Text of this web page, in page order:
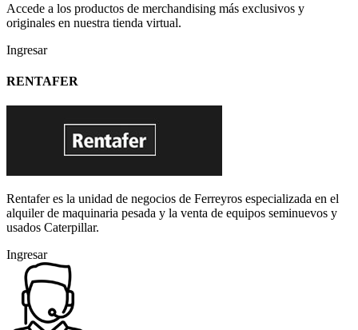
Accede a los productos de merchandising más exclusivos y
originales en nuestra tienda virtual.
Ingresar
RENTAFER
Rentafer es la unidad de negocios de Ferreyros especializada en el
alquiler de maquinaria pesada y la venta de equipos seminuevos y
usados Caterpillar.
Ingresar